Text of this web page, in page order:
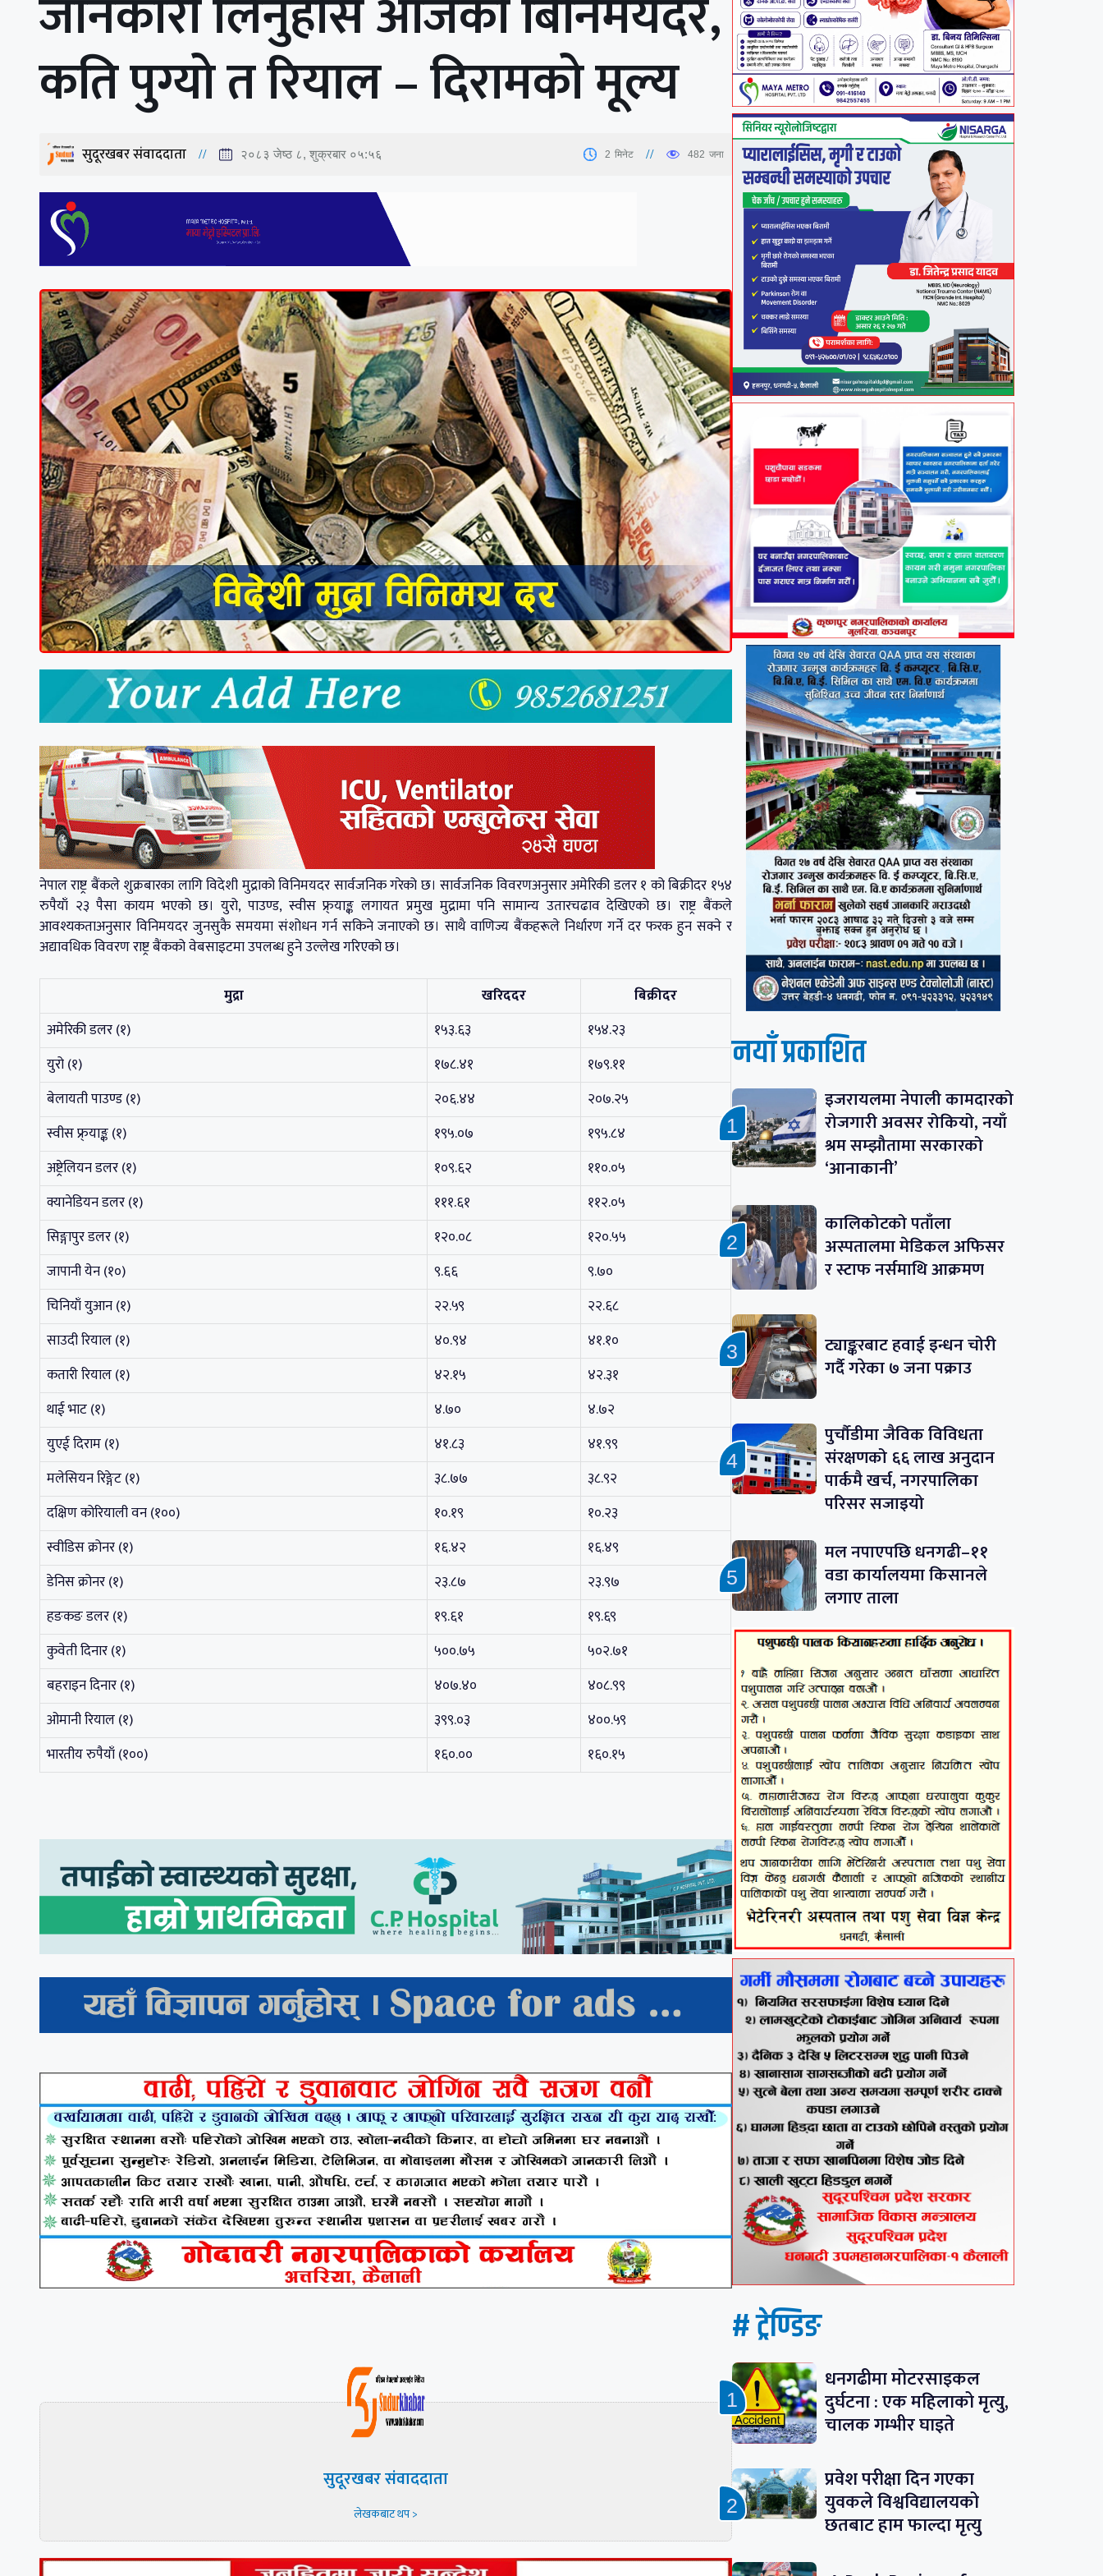
जानकारी लिनुहोस आजको बिनिमयदर,
कति पुग्यो त रियाल – दिरामको मूल्य
सुदूरखबर संवाददाता २०८३ जेष्ठ ८, शुक्रबार ०५:५६ 2 मिनेट 482 जना
नेपाल राष्ट्र बैंकले शुक्रबारका लागि विदेशी मुद्राको विनिमयदर सार्वजनिक गरेको छ। सार्वजनिक विवरणअनुसार अमेरिकी डलर १ को बिक्रीदर १५४
रुपैयाँ २३ पैसा कायम भएको छ। युरो, पाउण्ड, स्वीस फ्र्याङ्क लगायत प्रमुख मुद्रामा पनि सामान्य उतारचढाव देखिएको छ। राष्ट्र बैंकले
आवश्यकताअनुसार विनिमयदर जुनसुकै समयमा संशोधन गर्न सकिने जनाएको छ। साथै वाणिज्य बैंकहरूले निर्धारण गर्ने दर फरक हुन सक्ने र
अद्यावधिक विवरण राष्ट्र बैंकको वेबसाइटमा उपलब्ध हुने उल्लेख गरिएको छ।
मुद्रा खरिददर
बिक्रीदर
अमेरिकी डलर (१)
१५३.६३
१५४.२३
युरो (१)
१७८.४१
१७९.११
बेलायती पाउण्ड (१)
२०६.४४
२०७.२५
स्वीस फ्र्याङ्क (१)
१९५.०७
१९५.८४
अष्ट्रेलियन डलर (१)
१०९.६२
११०.०५
क्यानेडियन डलर (१)
१११.६१
११२.०५
सिङ्गापुर डलर (१)
१२०.०८
१२०.५५
जापानी येन (१०)
९.६६
९.७०
चिनियाँ युआन (१)
२२.५९
२२.६८
साउदी रियाल (१)
४०.९४
४१.१०
कतारी रियाल (१)
४२.१५
४२.३१
थाई भाट (१)
४.७०
४.७२
युएई दिराम (१)
४१.८३
४१.९९
मलेसियन रिङ्गेट (१)
३८.७७
३८.९२
दक्षिण कोरियाली वन (१००)
१०.१९
१०.२३
स्वीडिस क्रोनर (१)
१६.४२
१६.४९
डेनिस क्रोनर (१)
२३.८७
२३.९७
हङकङ डलर (१)
१९.६१
१९.६९
कुवेती दिनार (१)
५००.७५
५०२.७१
बहराइन दिनार (१)
४०७.४०
४०८.९९
ओमानी रियाल (१)
३९९.०३
४००.५९
भारतीय रुपैयाँ (१००)
१६०.०० १६०.१५
सुदूरखबर संवाददाता
लेखकबाट थप >
नयाँ प्रकाशित
इजरायलमा नेपाली कामदारको
रोजगारी अवसर रोकियो, नयाँ
श्रम सम्झौतामा सरकारको
‘आनाकानी’
कालिकोटको पताँला
अस्पतालमा मेडिकल अफिसर
र स्टाफ नर्समाथि आक्रमण
ट्याङ्करबाट हवाई इन्धन चोरी
गर्दै गरेका ७ जना पक्राउ
पुर्चौडीमा जैविक विविधता
संरक्षणको ६६ लाख अनुदान
पार्कमै खर्च, नगरपालिका
परिसर सजाइयो
मल नपाएपछि धनगढी–११
वडा कार्यालयमा किसानले
लगाए ताला
# ट्रेण्डिङ
धनगढीमा मोटरसाइकल
दुर्घटना : एक महिलाको मृत्यु,
चालक गम्भीर घाइते
प्रवेश परीक्षा दिन गएका
युवकले विश्वविद्यालयको
छतबाट हाम फाल्दा मृत्यु